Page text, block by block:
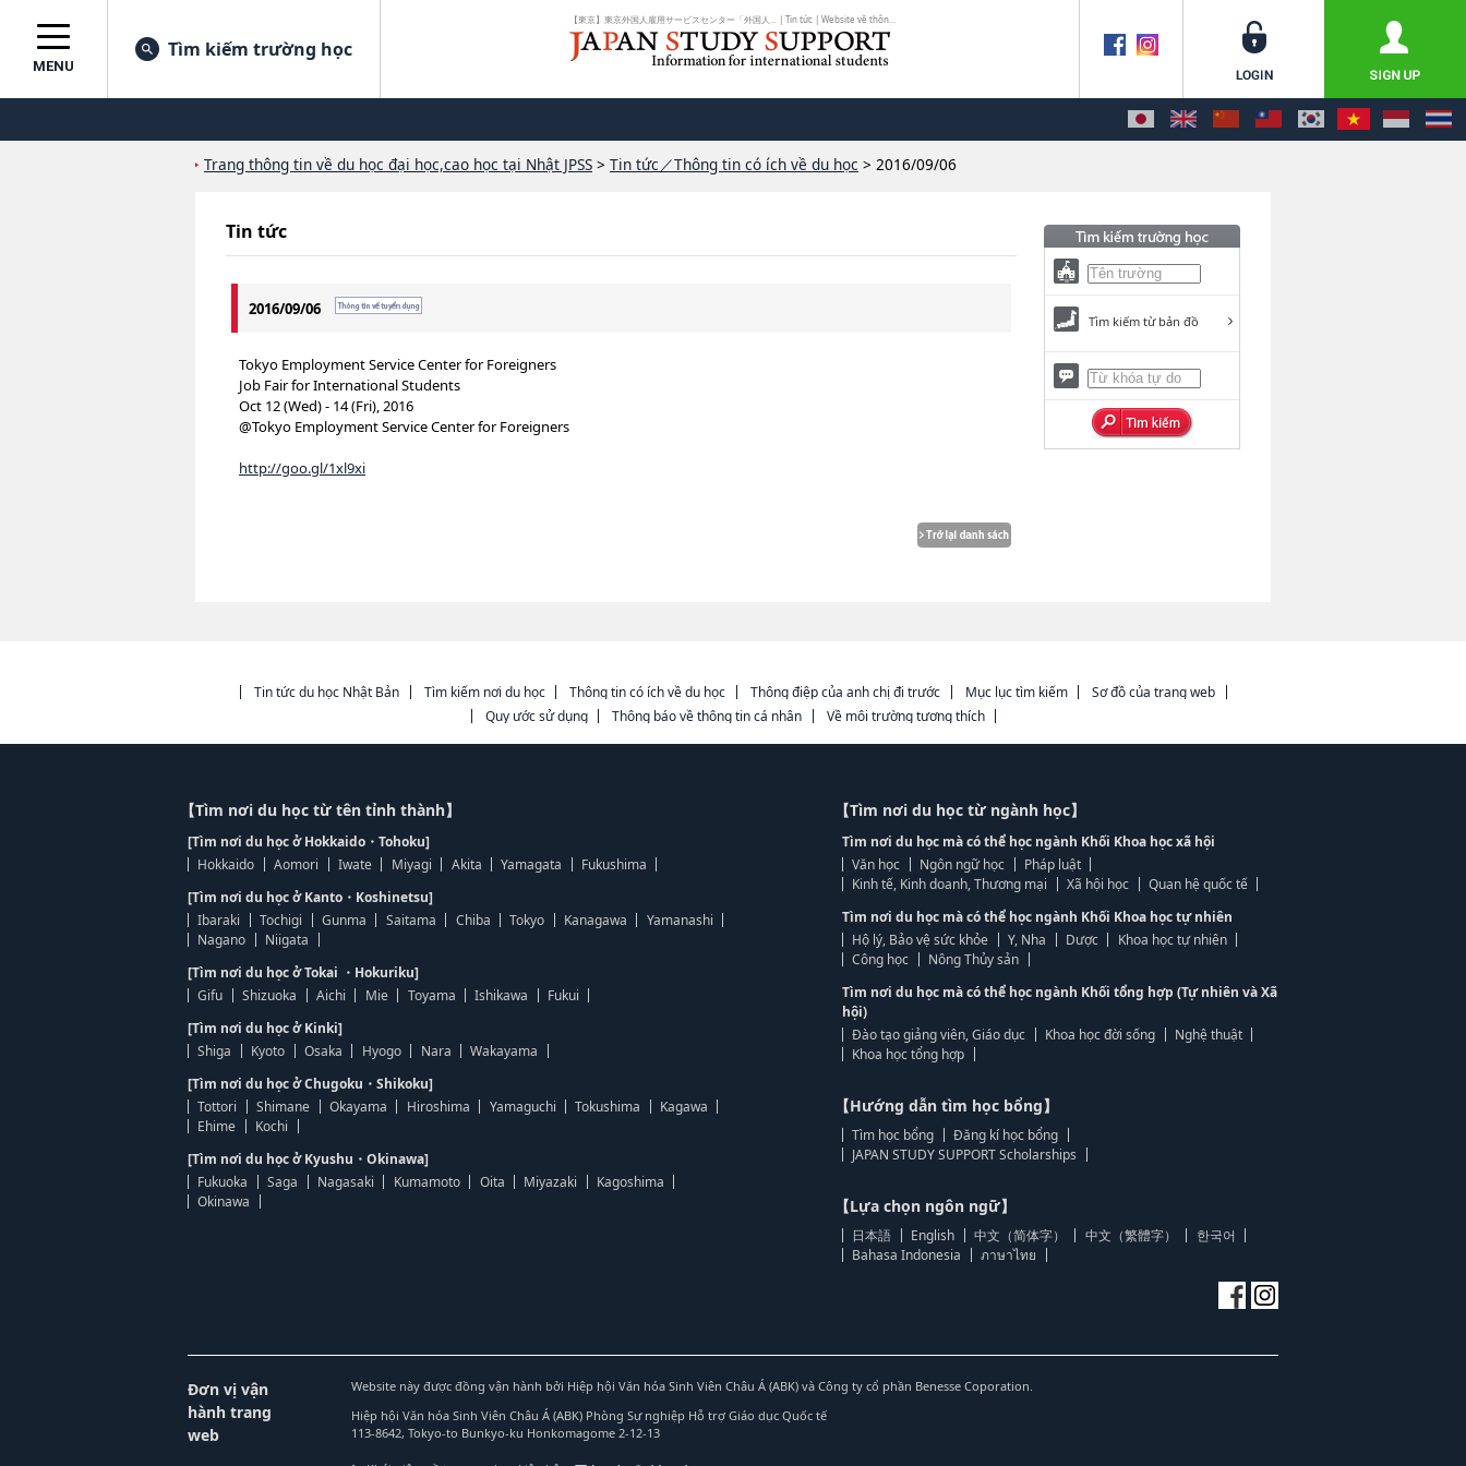
【東京】東京外国人雇用サービスセンター「外国人... | Tin tức | Website về thôn...
MENU
Tìm kiếm trường học
Trang thông tin về du học đại học,cao học tại Nhật JPSS > Tin tức／Thông tin có ích về du học > 2016/09/06
Tin tức
2016/09/06
Tokyo Employment Service Center for Foreigners
Job Fair for International Students
Oct 12 (Wed) - 14 (Fri), 2016
@Tokyo Employment Service Center for Foreigners
http://goo.gl/1xl9xi
Tìm kiếm từ bản đồ
Tin tức du học Nhật Bản Tìm kiếm nơi du học Thông tin có ích về du học Thông điệp của anh chị đi trước Mục lục tìm kiếm
Sơ đồ của trang web
Quy ước sử dụng
Thông báo về thông tin cá nhân Về môi trường tương thích
【Tìm nơi du học từ tên tỉnh thành】
[Tìm nơi du học ở Hokkaido・Tohoku]
Hokkaido
Aomori Iwate Miyagi Akita Yamagata
Fukushima
[Tìm nơi du học ở Kanto・Koshinetsu]
Ibaraki
Tochigi Gunma Saitama Chiba Tokyo Kanagawa
Yamanashi
Nagano
Niigata
[Tìm nơi du học ở Tokai ・Hokuriku]
Gifu
Shizuoka Aichi Mie Toyama Ishikawa
Fukui
[Tìm nơi du học ở Kinki]
Shiga
Kyoto Osaka Hyogo Nara
Wakayama
[Tìm nơi du học ở Chugoku・Shikoku]
Tottori
Shimane Okayama Hiroshima Yamaguchi Tokushima
Kagawa
Ehime
Kochi
[Tìm nơi du học ở Kyushu・Okinawa]
Fukuoka
Saga Nagasaki Kumamoto Oita Miyazaki
Kagoshima
Okinawa
【Tìm nơi du học từ ngành học】
Tìm nơi du học mà có thể học ngành Khối Khoa học xã hội
Văn học
Ngôn ngữ học
Pháp luật
Kinh tế, Kinh doanh, Thương mại
Xã hội học
Quan hệ quốc tế
Tìm nơi du học mà có thể học ngành Khối Khoa học tự nhiên
Hộ lý, Bảo vệ sức khỏe
Y, Nha Dược
Khoa học tự nhiên
Công học
Nông Thủy sản
Tìm nơi du học mà có thể học ngành Khối tổng hợp (Tự nhiên và Xã
hội)
Đào tạo giảng viên, Giáo dục
Khoa học đời sống
Nghệ thuật
Khoa học tổng hợp
【Hướng dẫn tìm học bổng】
Tìm học bổng
Đăng kí học bổng
JAPAN STUDY SUPPORT Scholarships
【Lựa chọn ngôn ngữ】
日本語 English 中文（简体字） 中文（繁體字）
한국어
Bahasa Indonesia
ภาษาไทย
Đơn vị vận
hành trang
web
Website này được đồng vận hành bởi Hiệp hội Văn hóa Sinh Viên Châu Á (ABK) và Công ty cổ phần Benesse Coporation.
Hiệp hội Văn hóa Sinh Viên Châu Á (ABK) Phòng Sự nghiệp Hỗ trợ Giáo dục Quốc tế
113-8642, Tokyo-to Bunkyo-ku Honkomagome 2-12-13